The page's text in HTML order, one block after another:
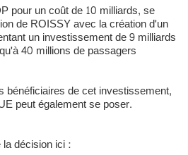
pour un coût de 10 milliards, se
de ROISSY avec la création d'un
un investissement de 9 milliards
40 millions de passagers
bénéficiaires de cet investissement,
peut également se poser.
décision ici :